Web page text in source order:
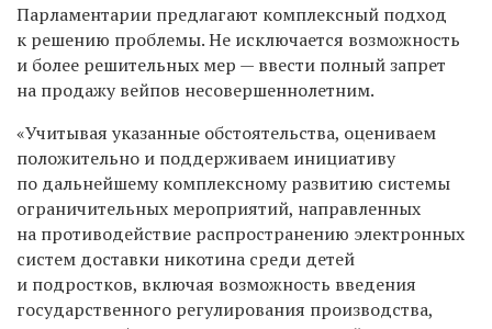
Парламентарии предлагают комплексный подход
к решению проблемы. Не исключается возможность
и более решительных мер — ввести полный запрет
на продажу вейпов несовершеннолетним.
«Учитывая указанные обстоятельства, оцениваем
положительно и поддерживаем инициативу
по дальнейшему комплексному развитию системы
ограничительных мероприятий, направленных
на противодействие распространению электронных
систем доставки никотина среди детей
и подростков, включая возможность введения
государственного регулирования производства,